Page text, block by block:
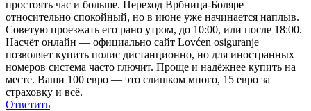
простоять час и больше. Переход Врбница-Боляре
относительно спокойный, но в июне уже начинается наплыв.
Советую проезжать его рано утром, до 10:00, или после 18:00.
Насчёт онлайн — официально сайт Lovćen osiguranje
позволяет купить полис дистанционно, но для иностранных
номеров система часто глючит. Проще и надёжнее купить на
месте. Ваши 100 евро — это слишком много, 15 евро за
страховку и всё.
Ответить